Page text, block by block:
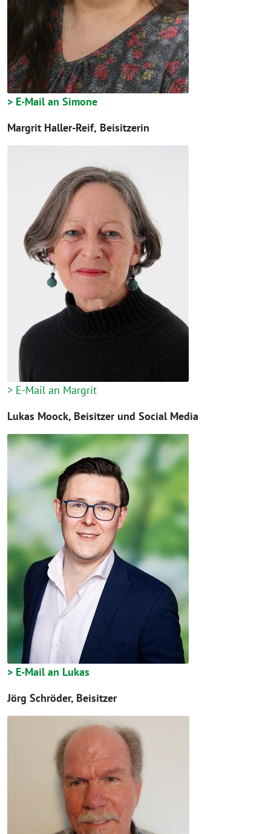
> E-Mail an Simone
Margrit Haller-Reif, Beisitzerin
> E-Mail an Margrit
Lukas Moock, Beisitzer und Social Media
> E-Mail an Lukas
Jörg Schröder, Beisitzer